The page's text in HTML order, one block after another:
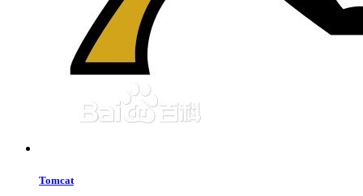
Tomcat